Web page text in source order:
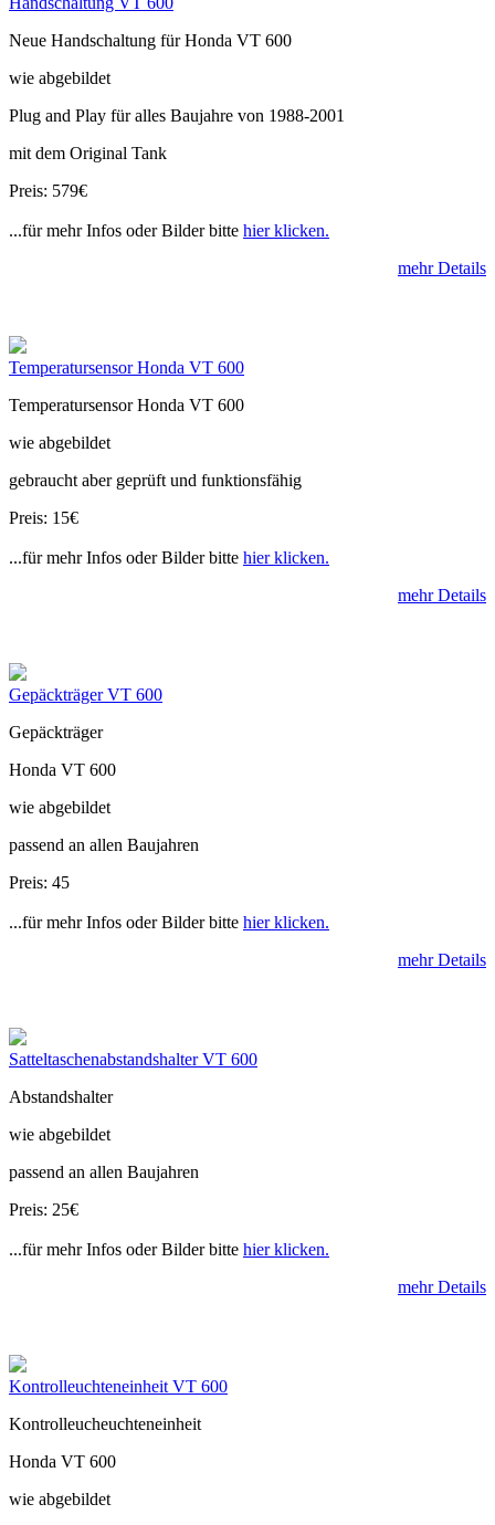
Neue Handschaltung für Honda VT 600
wie abgebildet
Plug and Play für alles Baujahre von 1988-2001
mit dem Original Tank
Preis: 579€
...für mehr Infos oder Bilder bitte hier klicken.
mehr Details
Temperatursensor Honda VT 600
Temperatursensor Honda VT 600
wie abgebildet
gebraucht aber geprüft und funktionsfähig
Preis: 15€
...für mehr Infos oder Bilder bitte hier klicken.
mehr Details
Gepäckträger VT 600
Gepäckträger
Honda VT 600
wie abgebildet
passend an allen Baujahren
Preis: 45
...für mehr Infos oder Bilder bitte hier klicken.
mehr Details
Satteltaschenabstandshalter VT 600
Abstandshalter
wie abgebildet
passend an allen Baujahren
Preis: 25€
...für mehr Infos oder Bilder bitte hier klicken.
mehr Details
Kontrolleuchteneinheit VT 600
Kontrolleucheuchteneinheit
Honda VT 600
wie abgebildet